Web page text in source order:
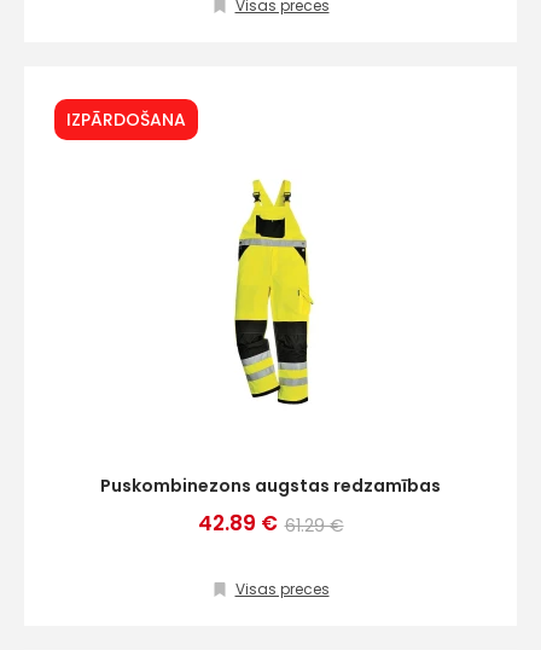
Visas preces
IZPĀRDOŠANA
Puskombinezons augstas redzamības
42.89 € 61.29 €
Visas preces
mums!
Atbildēsim
pēc
iespējas
ātrāk
Vārds
+